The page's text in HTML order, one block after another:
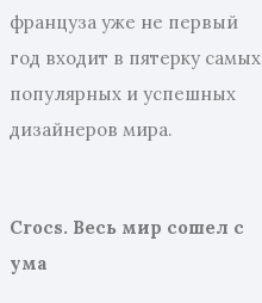
француза уже не первый
год входит в пятерку самых
популярных и успешных
дизайнеров мира.
Crocs. Весь мир сошел с
ума